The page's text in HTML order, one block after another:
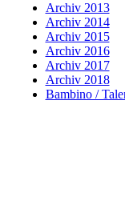
Archiv 2013
Archiv 2014
Archiv 2015
Archiv 2016
Archiv 2017
Archiv 2018
Bambino /